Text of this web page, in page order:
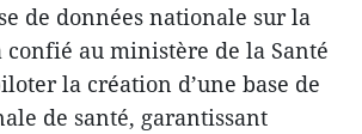
de données nationale sur la
au ministère de la Santé
la création d’une base de
de santé, garantissant